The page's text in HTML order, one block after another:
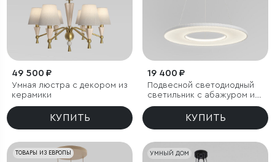
49 500 ₽
Умная люстра с декором из
керамики
КУПИТЬ
19 400 ₽
Подвесной светодиодный
светильник с абажуром из
ткани
КУПИТЬ
ТОВАРЫ ИЗ ЕВРОПЫ УМНЫЙ ДОМ